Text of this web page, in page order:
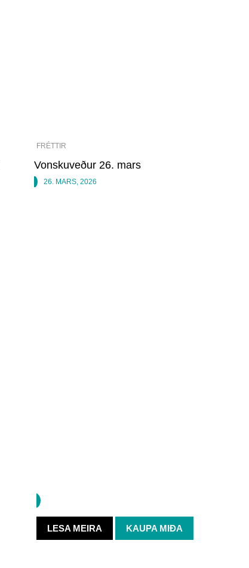
FRÉTTIR
Vonskuveður 26. mars
26. MARS, 2026
LESA MEIRA KAUPA MIÐA